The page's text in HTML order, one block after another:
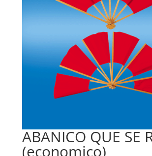
ABANICO QUE SE
(economico)